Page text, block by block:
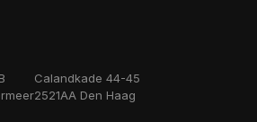
Calandkade 44-45
2521AA Den Haag